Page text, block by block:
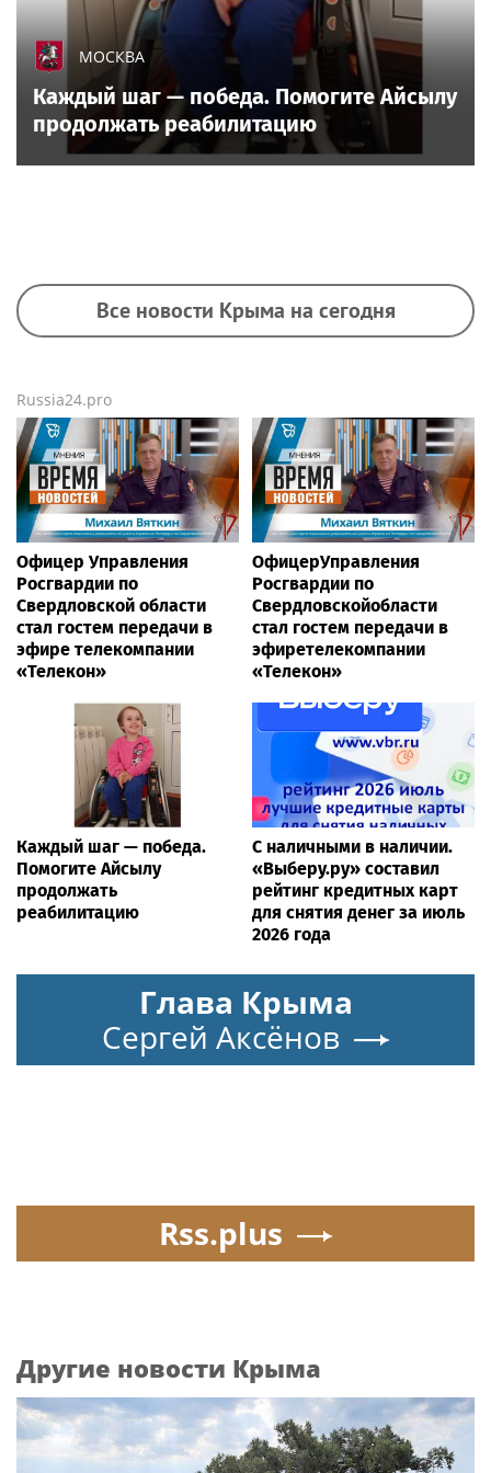
МОСКВА
Каждый шаг — победа. Помогите Айсылу
продолжать реабилитацию
Все новости Крыма на сегодня
Russia24.pro
Офицер Управления
Росгвардии по
Свердловской области
стал гостем передачи в
эфире телекомпании
«Телекон»
ОфицерУправления
Росгвардии по
Свердловскойобласти
стал гостем передачи в
эфиретелекомпании
«Телекон»
Каждый шаг — победа.
Помогите Айсылу
продолжать
реабилитацию
С наличными в наличии.
«Выберу.ру» составил
рейтинг кредитных карт
для снятия денег за июль
2026 года
Глава Крыма
Сергей Аксёнов
Rss.plus
Другие новости Крыма